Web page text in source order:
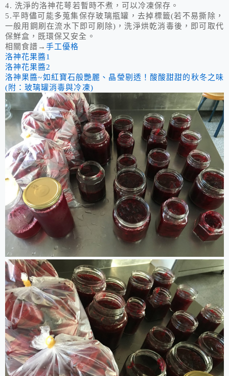
4. 洗淨的洛神花萼若暫時不煮，可以冷凍保存。
5.平時儘可能多蒐集保存玻璃瓶罐，去掉標籤(若不易撕除，
一般用鋼刷在流水下即可刷除)，洗淨烘乾消毒後，即可取代
保鮮盒，既環保又安全。
相關食譜→手工優格
洛神花果醬1
洛神花果醬2
洛神果醬~如紅寶石般艷麗、晶瑩剔透！酸酸甜甜的秋冬之味
(附：玻璃罐消毒與冷凍)